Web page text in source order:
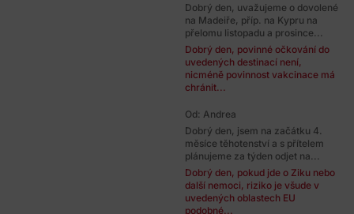
Dobrý den, uvažujeme o dovolené
na Madeiře, příp. na Kypru na
přelomu listopadu a prosince...
Dobrý den, povinné očkování do
uvedených destinací není,
nicméně povinnost vakcinace má
chránit...
Od: Andrea
Dobrý den, jsem na začátku 4.
měsíce těhotenství a s přítelem
plánujeme za týden odjet na...
Dobrý den, pokud jde o Ziku nebo
další nemoci, riziko je všude v
uvedených oblastech EU
podobné...